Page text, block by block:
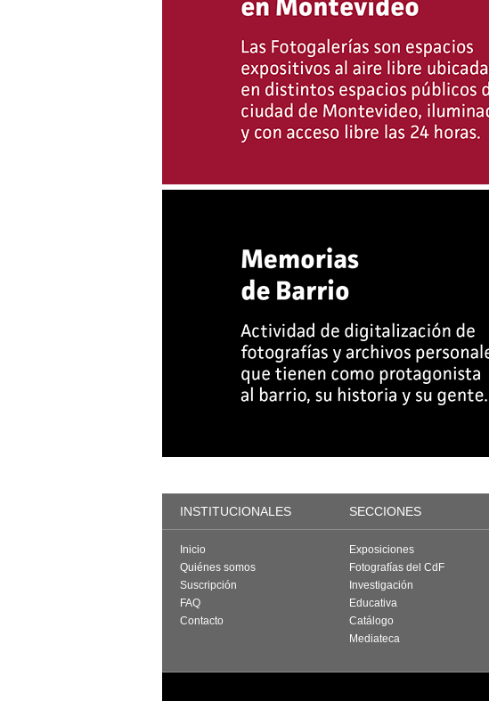
INSTITUCIONALES SECCIONES
Inicio
Quiénes somos
Suscripción
FAQ
Contacto
Exposiciones
Fotografías del CdF
Investigación
Educativa
Catálogo
Mediateca